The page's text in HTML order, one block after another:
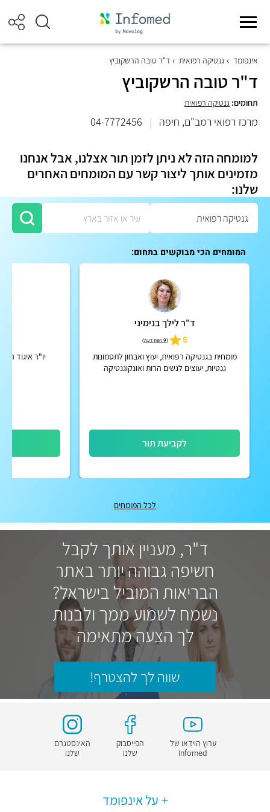
אינפומד גנטיקה רפואית ד"ר טובה הרשקוביץ
ד"ר טובה הרשקוביץ
תחומים: גנטיקה רפואית
מרכז רפואי רמב"ם, חיפה |
04-7772456
למומחה הזה לא ניתן לזמן תור אצלנו, אבל אנחנו
מזמינים אותך ליצור קשר עם המומחים האחרים
שלנו:
המומחים הכי מבוקשים בתחום:
ד"ר לילך בנימיני
5
(9 חוות דעת )
מומחית בגנטיקה רפואית, יעוץ ואבחון לתסמונות
גנטיות, יעוצים לנשים הרות ואונקוגנטיקה
לקביעת תור
יו"ר איגוד
לכל המומחים
ד"ר, מעניין אותך לקבל
חשיפה גבוהה יותר באתר
הבריאות המוביל בישראל?
נשמח לשמוע ממך ולבנות
לך הצעה מתאימה
שווה לך להצטרף!
ערוץ הוידאו של
Infomed
הפייסבוק
שלנו
האינסטגרם
שלנו
על אינפומד